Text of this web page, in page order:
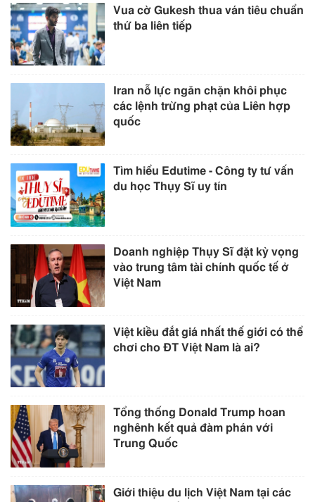
Vua cờ Gukesh thua ván tiêu chuẩn
thứ ba liên tiếp
Iran nỗ lực ngăn chặn khôi phục
các lệnh trừng phạt của Liên hợp
quốc
Tìm hiểu Edutime - Công ty tư vấn
du học Thụy Sĩ uy tín
Doanh nghiệp Thụy Sĩ đặt kỳ vọng
vào trung tâm tài chính quốc tế ở
Việt Nam
Việt kiều đắt giá nhất thế giới có thể
chơi cho ĐT Việt Nam là ai?
Tổng thống Donald Trump hoan
nghênh kết quả đàm phán với
Trung Quốc
Giới thiệu du lịch Việt Nam tại các